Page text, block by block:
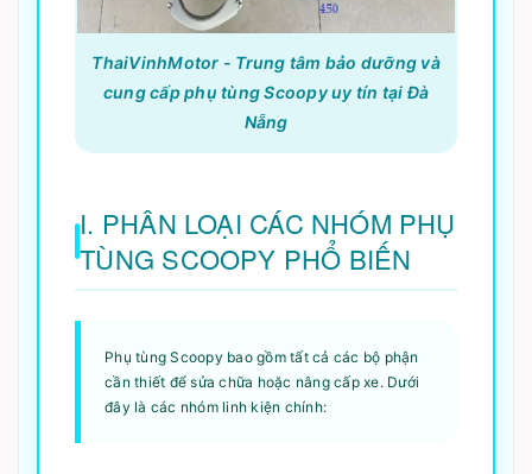
ThaiVinhMotor - Trung tâm bảo dưỡng và
cung cấp phụ tùng Scoopy uy tín tại Đà
Nẵng
I. PHÂN LOẠI CÁC NHÓM PHỤ
TÙNG SCOOPY PHỔ BIẾN
Phụ tùng Scoopy bao gồm tất cả các bộ phận
cần thiết để sửa chữa hoặc nâng cấp xe. Dưới
đây là các nhóm linh kiện chính: